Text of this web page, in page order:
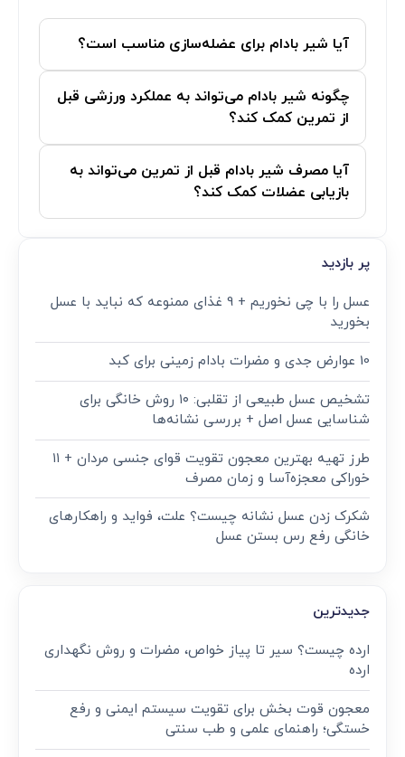
آیا شیر بادام برای عضله‌سازی مناسب است؟
چگونه شیر بادام می‌تواند به عملکرد ورزشی قبل
از تمرین کمک کند؟
آیا مصرف شیر بادام قبل از تمرین می‌تواند به
بازیابی عضلات کمک کند؟
پر بازدید
عسل را با چی نخوریم + 9 غذای ممنوعه که نباید با عسل
بخورید
10 عوارض جدی و مضرات بادام زمینی برای کبد
تشخیص عسل طبیعی از تقلبی: ۱۰ روش خانگی برای
شناسایی عسل اصل + بررسی نشانه‌ها
طرز تهیه بهترین معجون تقویت قوای جنسی مردان + ۱۱
خوراکی معجزه‌آسا و زمان مصرف
شکرک زدن عسل نشانه چیست؟ علت، فواید و راهکارهای
خانگی رفع رس بستن عسل
جدیدترین
ارده چیست؟ سیر تا پیاز خواص، مضرات و روش نگهداری
ارده
معجون قوت‌ بخش برای تقویت سیستم ایمنی و رفع
خستگی؛ راهنمای علمی و طب سنتی